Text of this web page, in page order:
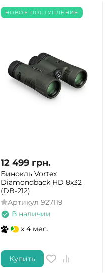
НОВОЕ ПОСТУПЛЕНИЕ
12 499 грн.
Бинокль Vortex
Diamondback HD 8x32
(DB-212)
Артикул 927119
В наличии
x 4 мес.
Купить